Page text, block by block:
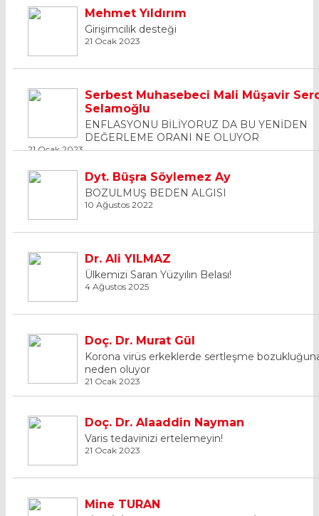
Mehmet Yıldırım
Girişimcilik desteği
21 Ocak 2023
Serbest Muhasebeci Mali Müşavir
Selamoğlu
ENFLASYONU BİLİYORUZ DA BU YENİDEN
DEĞERLEME ORANI NE OLUYOR
21 Ocak 2023
Dyt. Büşra Söylemez Ay
BOZULMUŞ BEDEN ALGISI
10 Ağustos 2022
Dr. Ali YILMAZ
Ülkemizi Saran Yüzyılın Belası!
4 Ağustos 2025
Doç. Dr. Murat Gül
Korona virüs erkeklerde sertleşme
neden oluyor
21 Ocak 2023
Doç. Dr. Alaaddin Nayman
Varis tedavinizi ertelemeyin!
21 Ocak 2023
Mine TURAN